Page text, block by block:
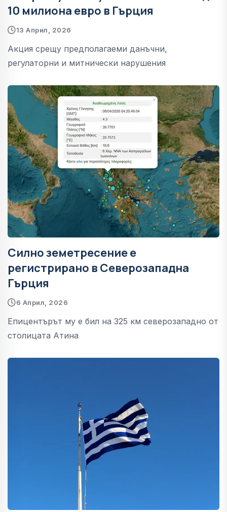
10 милиона евро в Гърция
13 Април, 2026
Акция срещу предполагаеми данъчни,
регулаторни и митнически нарушения
Силно земетресение е
регистрирано в Северозападна
Гърция
6 Април, 2026
Епицентърът му е бил на 325 км северозападно от
столицата Атина